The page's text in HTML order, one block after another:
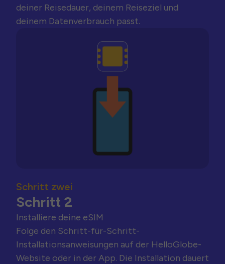
deiner Reisedauer, deinem Reiseziel und
deinem Datenverbrauch passt.
Schritt zwei
Schritt 2
Installiere deine eSIM
Folge den Schritt-für-Schritt-
Installationsanweisungen auf der HelloGlobe-
Website oder in der App. Die Installation dauert